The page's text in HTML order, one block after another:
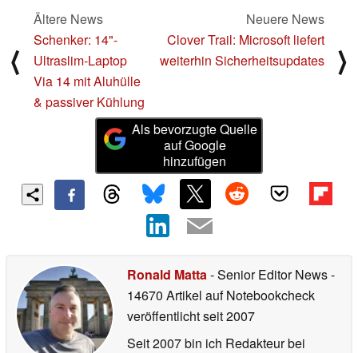
⟨
Ältere News
Schenker: 14"-
Ultraslim-Laptop
Via 14 mit Aluhülle
& passiver Kühlung
Neuere News
Clover Trail: Microsoft liefert
weiterhin Sicherheitsupdates
⟩
Als bevorzugte Quelle
auf Google
hinzufügen
Ronald Matta- Senior Editor News-
14670 Artikel auf Notebookcheck
veröffentlichtseit 2007
Seit 2007 bin ich Redakteur bei